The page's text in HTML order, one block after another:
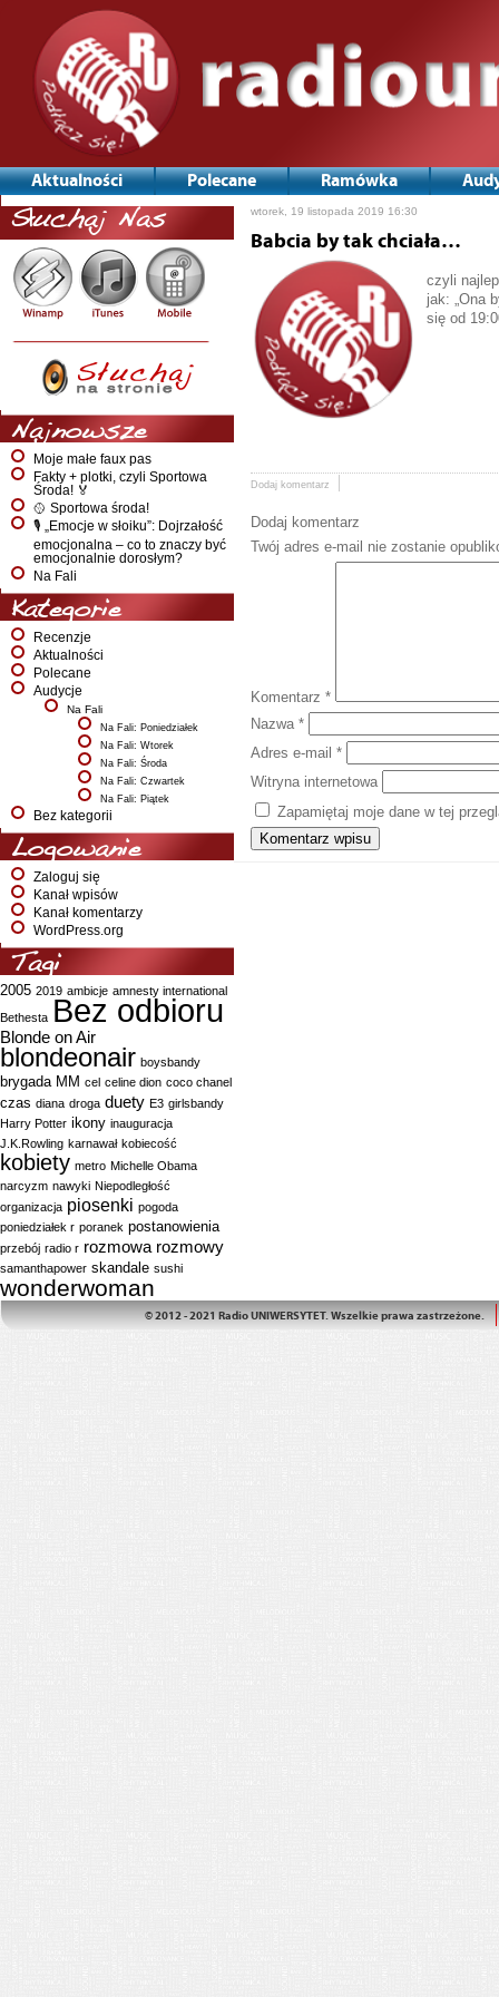
Aktualności Polecane Ramówka
Słuchaj Nas
Najnowsze
Moje małe faux pas
Fakty + plotki, czyli Sportowa
Środa! 🏅
🥎 Sportowa środa!
🎙️ „Emocje w słoiku”: Dojrzałość
emocjonalna – co to znaczy być
emocjonalnie dorosłym?
Na Fali
Kategorie
Recenzje
Aktualności
Polecane
Audycje
Na Fali
Na Fali: Poniedziałek
Na Fali: Wtorek
Na Fali: Środa
Na Fali: Czwartek
Na Fali: Piątek
Bez kategorii
Logowanie
Zaloguj się
Kanał wpisów
Kanał komentarzy
WordPress.org
Tagi
2005 2019 ambicje amnesty international
Bethesta Bez odbioru
Blonde on Air
blondeonair boysbandy
brygada MM cel celine dion coco chanel
czas diana droga duety E3 girlsbandy
Harry Potter ikony inauguracja
J.K.Rowling karnawał kobiecość
kobiety metro Michelle Obama
narcyzm nawyki Niepodległość
organizacja piosenki pogoda
poniedziałek r poranek postanowienia
przebój radio r rozmowa rozmowy
samanthapower skandale sushi
wonderwoman
wtorek, 19 listopada 2019 16:30
Babcia by tak chciała…
czyli
jak: „Ona
się od
Dodaj komentarz
Dodaj komentarz
Twój adres e-mail nie zostanie
Komentarz *
Nazwa *
Adres e-mail *
Witryna internetowa
Zapamiętaj moje dane w tej
© 2012 - 2021 Radio UNIWERSYTET. Wszelkie prawa zastrzeżone.